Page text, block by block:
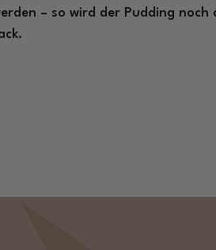
– so wird der Pudding noch